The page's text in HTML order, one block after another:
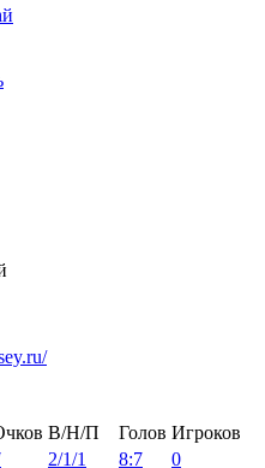
В/Н/П Голов Игроков
2/1/1 8:7
0